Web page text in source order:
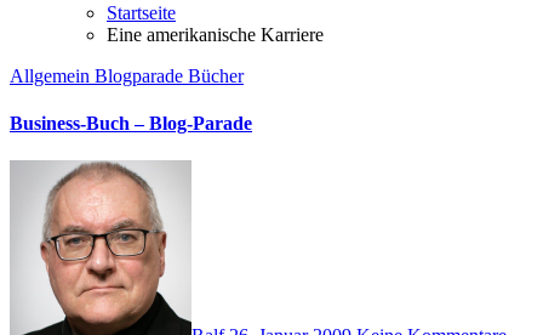
Startseite
Eine amerikanische Karriere
Allgemein Blogparade Bücher
Business-Buch – Blog-Parade